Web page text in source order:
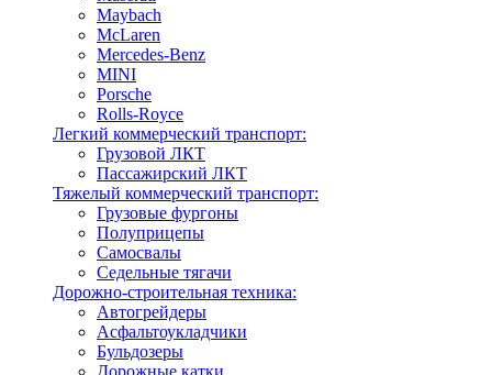
Maybach
McLaren
Mercedes-Benz
MINI
Porsche
Rolls-Royce
Легкий коммерческий транспорт:
Грузовой ЛКТ
Пассажирский ЛКТ
Тяжелый коммерческий транспорт:
Грузовые фургоны
Полуприцепы
Самосвалы
Седельные тягачи
Дорожно-строительная техника:
Автогрейдеры
Асфальтоукладчики
Бульдозеры
Дорожные катки